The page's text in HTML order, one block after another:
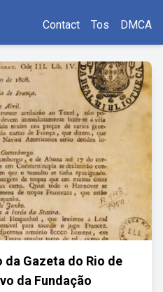
Contact Tos DMCA
Gazeta do Rio de
da Fundação